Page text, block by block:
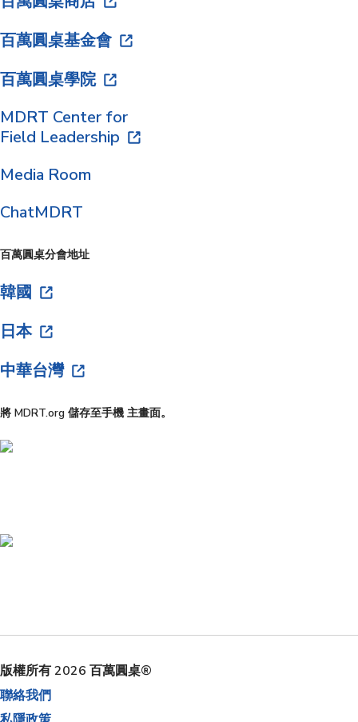
百萬圓桌基金會
百萬圓桌學院
MDRT Center for
Field Leadership
Media Room
ChatMDRT
百萬圓桌分會地址
韓國
日本
中華台灣
將 MDRT.org 儲存至手機 主畫面。
版權所有 2026 百萬圓桌®
聯絡我們